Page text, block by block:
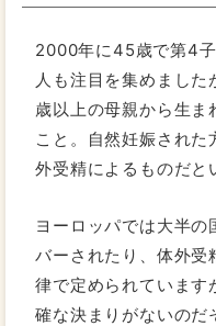
2000年に45歳で第4
人も注目を集めまし
歳以上の母親から生
こと。自然妊娠され
外受精によるものだと
ヨーロッパでは大半の
バーされたり、体外受
律で定められています
確な決まりがないのだ